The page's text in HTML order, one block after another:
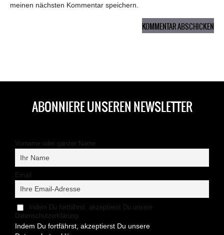
meinen nächsten Kommentar speichern.
ABONNIERE UNSEREN NEWSLETTER
Vorname oder ganzer Name
Email
Indem Du fortfährst, akzeptierst Du unsere
Datenschutzerklärung.
Indem Du fortfährst, akzeptierst Du unsere